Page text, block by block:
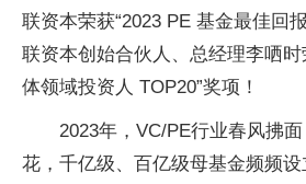
联资本荣获“2023 PE 基金最佳回
联资本创始合伙人、总经理李哂时
体领域投资人 TOP20”奖项！
2023年，VC/PE行业春风拂
花，千亿级、百亿级母基金频频